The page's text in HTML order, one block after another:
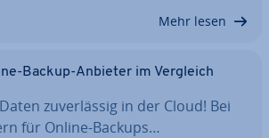
Mehr lesen
Backup-Anbieter im Vergleich
zu­ver­läs­sig in der Cloud! Bei
für Online-Backups…